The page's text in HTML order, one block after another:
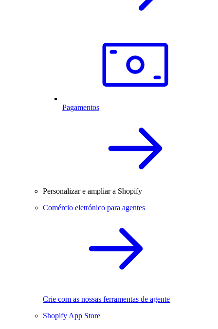
Pagamentos
Personalizar e ampliar a Shopify
Comércio eletrónico para agentes
Crie com as nossas ferramentas de agente
Shopify App Store